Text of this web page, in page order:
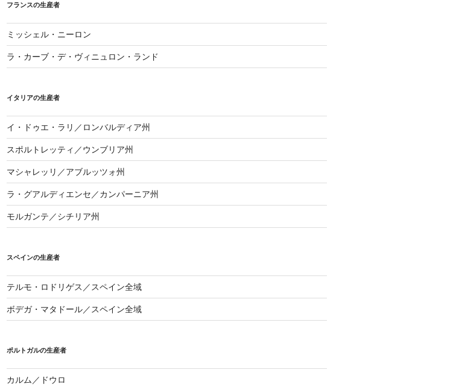
フランスの生産者
ミッシェル・ニーロン
ラ・カーブ・デ・ヴィニュロン・ランド
イタリアの生産者
イ・ドゥエ・ラリ／ロンバルディア州
スポルトレッティ／ウンブリア州
マシャレッリ／アブルッツォ州
ラ・グアルディエンセ／カンパーニア州
モルガンテ／シチリア州
スペインの生産者
テルモ・ロドリゲス／スペイン全域
ボデガ・マタドール／スペイン全域
ポルトガルの生産者
カルム／ドウロ